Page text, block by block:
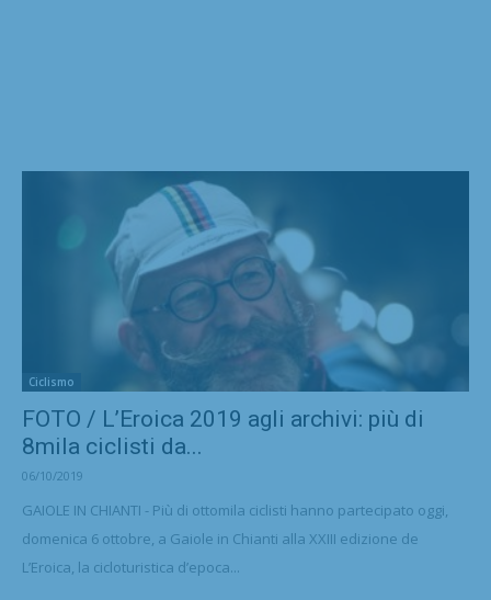
Ciclismo
FOTO / L’Eroica 2019 agli archivi: più di
8mila ciclisti da...
06/10/2019
GAIOLE IN CHIANTI - Più di ottomila ciclisti hanno partecipato oggi,
domenica 6 ottobre, a Gaiole in Chianti alla XXIII edizione de
L’Eroica, la cicloturistica d’epoca...